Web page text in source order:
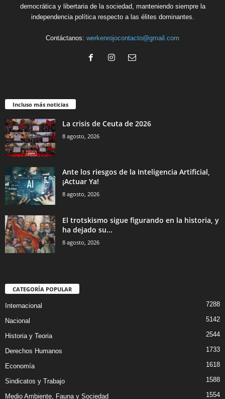
democrática y libertaria de la sociedad, manteniendo siempre la
independencia política respecto a las élites dominantes.
Contáctanos: werkenrojocontacto@gmail.com
Incluso más noticias
La crisis de Ceuta de 2026
8 agosto, 2026
Ante los riesgos de la Inteligencia Artificial,
¡Actuar Ya!
8 agosto, 2026
El trotskismo sigue figurando en la historia, y
ha dejado su...
8 agosto, 2026
CATEGORÍA POPULAR
Internacional 7288
Nacional 5142
Historia y Teoria 2544
Derechos Humanos 1733
Economía 1618
Sindicatos y Trabajo 1588
Medio Ambiente, Fauna y Sociedad 1554